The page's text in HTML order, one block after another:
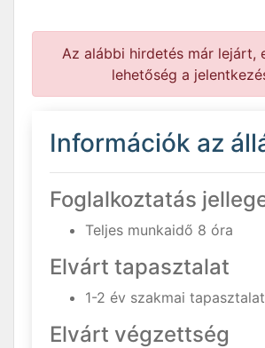
Az alábbi hirdetés már lejárt,
lehetőség a
Információk az
Foglalkoztatás
Teljes munkaidő 8 óra
Elvárt tapasztalat
1-2 év szakmai tapasztalat
Elvárt végzettség